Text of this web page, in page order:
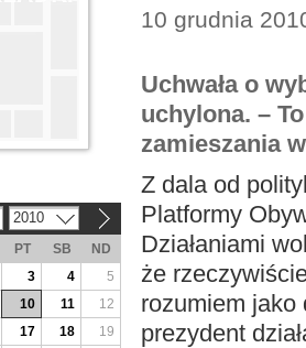
10 grudnia
Uchwała o
uchylona. –
zamieszania
Z dala od
Platformy
Działaniami
że
rozumiem jako
prezydent
2010
PT SB
ND
3 4
5
10 11
12
17 18
19